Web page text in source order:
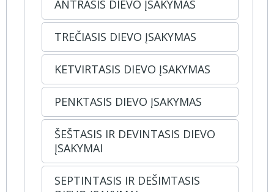
ANTRASIS DIEVO ĮSAKYMAS
TREČIASIS DIEVO ĮSAKYMAS
KETVIRTASIS DIEVO ĮSAKYMAS
PENKTASIS DIEVO ĮSAKYMAS
ŠEŠTASIS IR DEVINTASIS DIEVO
ĮSAKYMAI
SEPTINTASIS IR DEŠIMTASIS